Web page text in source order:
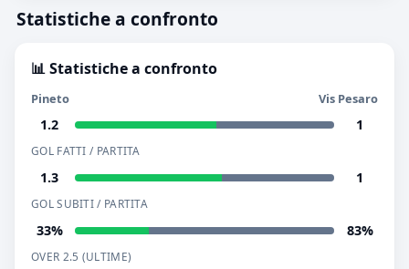
Statistiche a confronto
📊 Statistiche a confronto
Pineto Vis Pesaro
1.2 1
GOL FATTI / PARTITA
1.3 1
GOL SUBITI / PARTITA
33% 83%
OVER 2.5 (ULTIME)